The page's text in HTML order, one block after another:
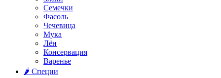
Семечки
Фасоль
Чечевица
Мука
Лён
Консервация
Варенье
🌶️ Специи